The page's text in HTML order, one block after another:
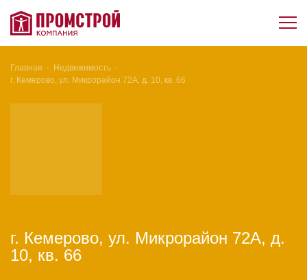
Главная - Недвижимость -
г. Кемерово, ул. Микрорайон 72А, д. 10, кв. 66
г. Кемерово, ул. Микрорайон 72А, д.
10, кв. 66